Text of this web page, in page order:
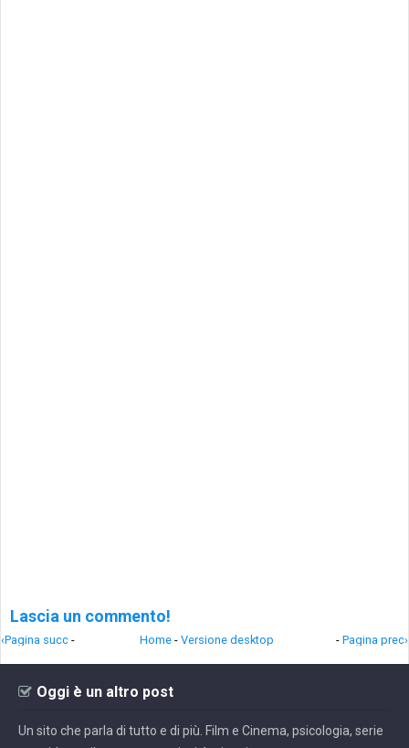
Lascia un commento!
‹Pagina succ - - Pagina prec›
Home - Versione desktop
Oggi è un altro post
Un sito che parla di tutto e di più. Film e Cinema, psicologia, serie